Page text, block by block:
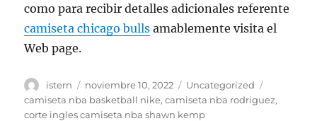
como para recibir detalles adicionales referente
camiseta chicago bulls amablemente visita el
Web page.
Autor
istern
Publicado
el
noviembre 10, 2022 Categorías
Uncategorized
camiseta nba basketball nike,camiseta nba rodriguez,
corte ingles camiseta nba shawn kemp